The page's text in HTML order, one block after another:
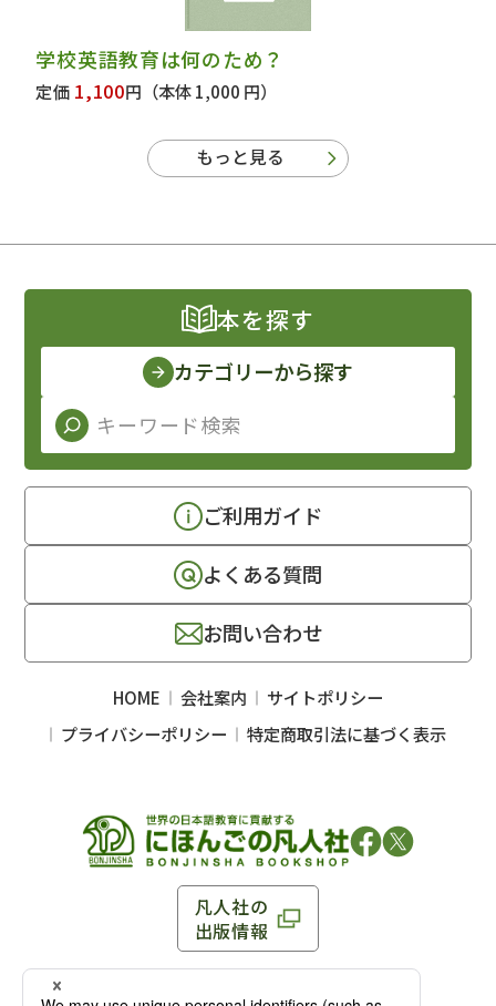
学校英語教育は何のため？
定価 1,100円 （本体 1,000 円）
もっと見る
凡人社の
出版情報
〒102-0093 東京都千代田区平河町 1-3-13 8F
本を探す
カテゴリーから探す
ご利用ガイド
よくある質問
お問い合わせ
HOME 会社案内
サイトポリシー
プライバシーポリシー
特定商取引法に基づく表示